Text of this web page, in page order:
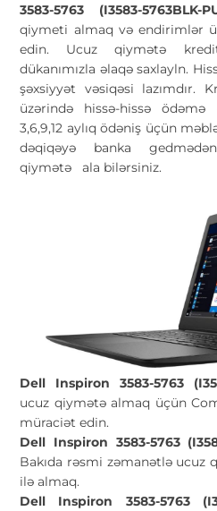
3583-5763 (I3583-5763BLK-
qiymeti almaq və endirimlər
edin. Ucuz qiymətə
dükanımızla əlaqə saxlayln.
şəxsiyyət vəsiqəsi lazımdır.
üzərində hissə-hissə
3,6,9,12 aylıq ödəniş üçün
dəqiqəyə banka
qiymətə
ala bilərsiniz.
Dell Inspiron 3583-5763
ucuz qiymətə almaq üçün
müraciət edin.
Dell Inspiron 3583-5763
Bakıda rəsmi zəmanətlə ucuz
ilə almaq.
Dell Inspiron 3583-5763